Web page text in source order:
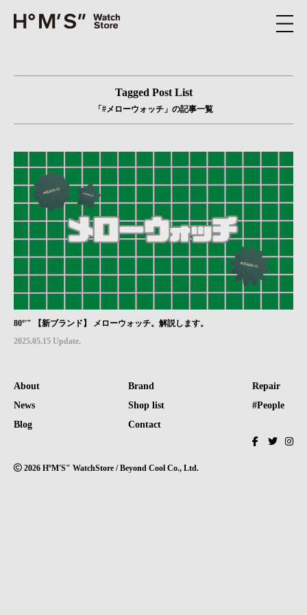
Tagged Post List
「#メローウォッチ」の記事一覧
80º'" 【新ブランド】 メローウォッチ。解説します。
2025.05.15 Update.
About
News
Blog
Brand
Shop list
Contact
Repair
#People
2026 HºM'S" WatchStore / Beyond Cool Co., Ltd.